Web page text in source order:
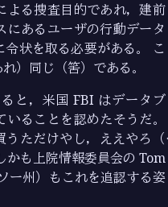
よる捜査目的であれ，建前
にあるユーザの行動データ
状を取る必要がある。 こ
）同じ（筈）である。
と，米国 FBI はデータブ
ることを認めたそうだ。
ただけやし，ええやろ（←
かも上院情報委員会の Tom
ー州）もこれを追認する姿